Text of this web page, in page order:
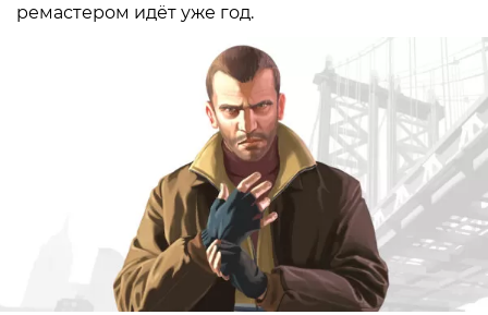
ремастером идёт уже год.